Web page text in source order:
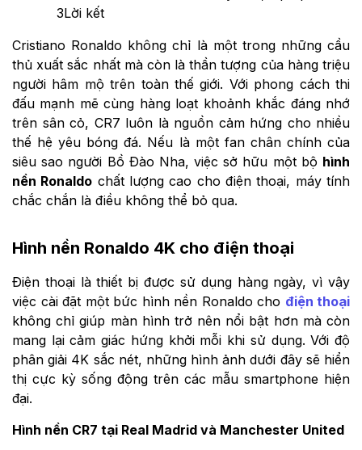
3Lời kết
Cristiano Ronaldo không chỉ là một trong những cầu
thủ xuất sắc nhất mà còn là thần tượng của hàng triệu
người hâm mộ trên toàn thế giới. Với phong cách thi
đấu mạnh mẽ cùng hàng loạt khoảnh khắc đáng nhớ
trên sân cỏ, CR7 luôn là nguồn cảm hứng cho nhiều
thế hệ yêu bóng đá. Nếu là một fan chân chính của
siêu sao người Bồ Đào Nha, việc sở hữu một bộ hình
nền Ronaldo chất lượng cao cho điện thoại, máy tính
chắc chắn là điều không thể bỏ qua.
Hình nền Ronaldo 4K cho điện thoại
Điện thoại là thiết bị được sử dụng hàng ngày, vì vậy
việc cài đặt một bức hình nền Ronaldo cho điện thoại
không chỉ giúp màn hình trở nên nổi bật hơn mà còn
mang lại cảm giác hứng khởi mỗi khi sử dụng. Với độ
phân giải 4K sắc nét, những hình ảnh dưới đây sẽ hiển
thị cực kỳ sống động trên các mẫu smartphone hiện
đại.
Hình nền CR7 tại Real Madrid và Manchester United